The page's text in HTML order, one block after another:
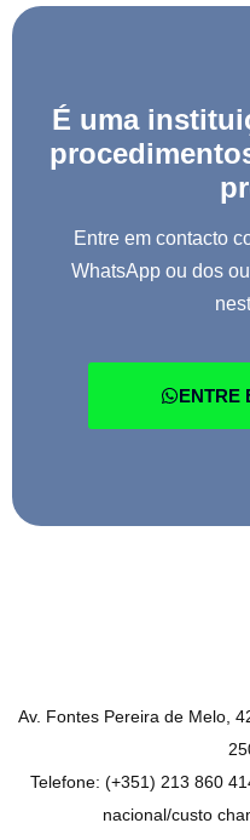
É uma
Entre em contacto
WhatsApp ou dos
ENTRE
Av. Fontes Pereira de Melo,
Telefone: (+351) 213 860
nacional/custo